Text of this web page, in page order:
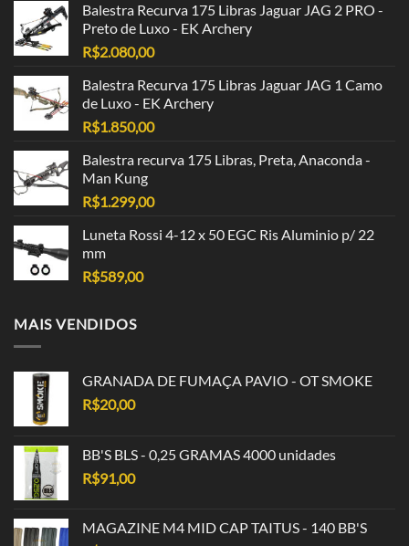
Balestra Recurva 175 Libras Jaguar JAG 2 PRO -
Preto de Luxo - EK Archery
R$2.080,00
Balestra Recurva 175 Libras Jaguar JAG 1 Camo
de Luxo - EK Archery
R$1.850,00
Balestra recurva 175 Libras, Preta, Anaconda -
Man Kung
R$1.299,00
Luneta Rossi 4-12 x 50 EGC Ris Aluminio p/ 22
mm
R$589,00
MAIS VENDIDOS
GRANADA DE FUMAÇA PAVIO - OT SMOKE
R$20,00
BB'S BLS - 0,25 GRAMAS 4000 unidades
R$91,00
MAGAZINE M4 MID CAP TAITUS - 140 BB'S